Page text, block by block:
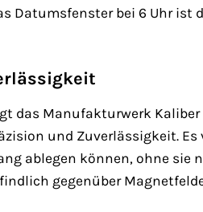
Datumsfenster bei 6 Uhr
das Manufakturwerk
und Zuverlässigkeit.
ablegen können, ohne sie
gegenüber